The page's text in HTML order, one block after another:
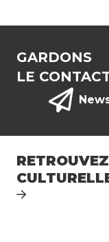
GARDONS
LE
f
o
r
a
ti
q